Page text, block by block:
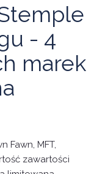
- 4
marek
Fawn, MFT,
zawartości